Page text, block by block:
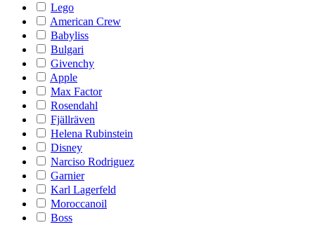
Lego
American Crew
Babyliss
Bulgari
Givenchy
Apple
Max Factor
Rosendahl
Fjällräven
Helena Rubinstein
Disney
Narciso Rodriguez
Garnier
Karl Lagerfeld
Moroccanoil
Boss